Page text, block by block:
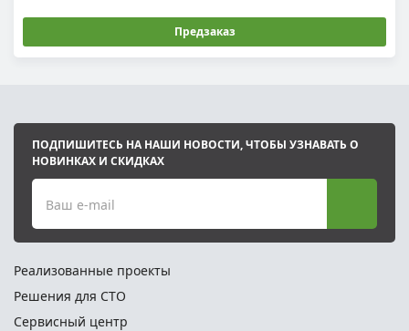
Предзаказ
ПОДПИШИТЕСЬ НА НАШИ НОВОСТИ, ЧТОБЫ УЗНАВАТЬ О
НОВИНКАХ И СКИДКАХ
Ваш e-mail
Реализованные проекты
Решения для СТО
Сервисный центр